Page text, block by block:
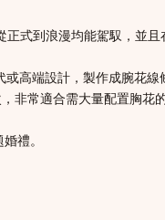
式到浪漫均能駕馭，並且
高端設計，製作成腕花線
非常適合需大量配置胸花
禮。